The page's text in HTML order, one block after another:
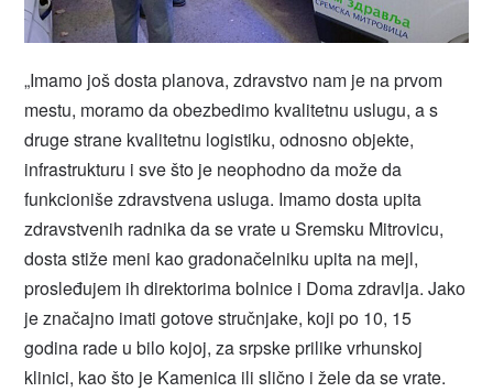
„Imamo još dosta planova, zdravstvo nam je na prvom
mestu, moramo da obezbedimo kvalitetnu uslugu, a s
druge strane kvalitetnu logistiku, odnosno objekte,
infrastrukturu i sve što je neophodno da može da
funkcioniše zdravstvena usluga. Imamo dosta upita
zdravstvenih radnika da se vrate u Sremsku Mitrovicu,
dosta stiže meni kao gradonačelniku upita na mejl,
prosleđujem ih direktorima bolnice i Doma zdravlja. Jako
je značajno imati gotove stručnjake, koji po 10, 15
godina rade u bilo kojoj, za srpske prilike vrhunskoj
klinici, kao što je Kamenica ili slično i žele da se vrate.